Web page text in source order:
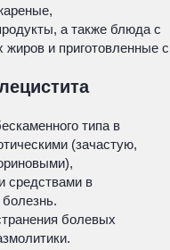
а также блюда с
и приготовленные с
типа в
(зачастую,
средствами в
болевых